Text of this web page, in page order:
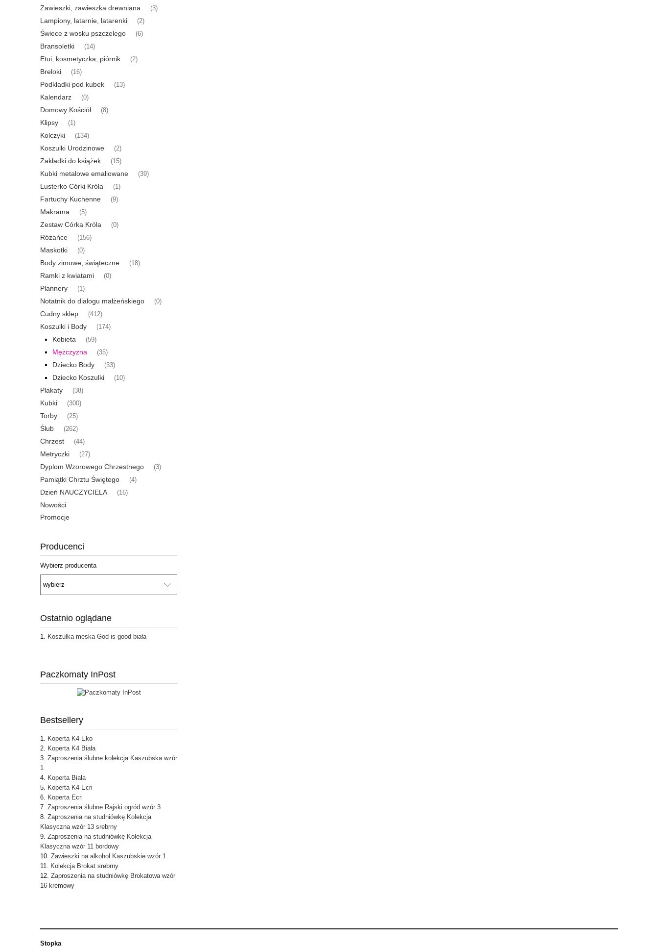
Zawieszki, zawieszka drewniana (3)
Lampiony, latarnie, latarenki (2)
Świece z wosku pszczelego (6)
Bransoletki (14)
Etui, kosmetyczka, piórnik (2)
Breloki (16)
Podkładki pod kubek (13)
Kalendarz (0)
Domowy Kościół (8)
Klipsy (1)
Kolczyki (134)
Koszulki Urodzinowe (2)
Zakładki do książek (15)
Kubki metalowe emaliowane (39)
Lusterko Córki Króla (1)
Fartuchy Kuchenne (9)
Makrama (5)
Zestaw Córka Króla (0)
Różańce (156)
Maskotki (0)
Body zimowe, świąteczne (18)
Ramki z kwiatami (0)
Plannery (1)
Notatnik do dialogu małżeńskiego (0)
Cudny sklep (412)
Koszulki i Body (174)
Kobieta (59)
Mężczyzna (35)
Dziecko Body (33)
Dziecko Koszulki (10)
Plakaty (38)
Kubki (300)
Torby (25)
Ślub (262)
Chrzest (44)
Metryczki (27)
Dyplom Wzorowego Chrzestnego (3)
Pamiątki Chrztu Świętego (4)
Dzień NAUCZYCIELA (16)
Nowości
Promocje
Producenci
Wybierz producenta
Ostatnio oglądane
Koszulka męska God is good biała
Paczkomaty InPost
Bestsellery
Koperta K4 Eko
Koperta K4 Biała
Zaproszenia ślubne kolekcja Kaszubska wzór
1
Koperta Biała
Koperta K4 Ecri
Koperta Ecri
Zaproszenia ślubne Rajski ogród wzór 3
Zaproszenia na studniówkę Kolekcja
Klasyczna wzór 13 srebrny
Zaproszenia na studniówkę Kolekcja
Klasyczna wzór 11 bordowy
Zawieszki na alkohol Kaszubskie wzór 1
Kolekcja Brokat srebrny
Zaproszenia na studniówkę Brokatowa wzór
16 kremowy
Stopka